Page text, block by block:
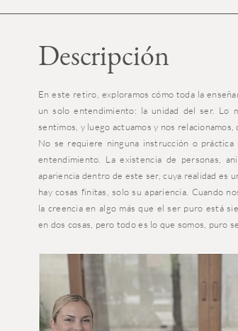
En este retiro, exploramos cómo toda la
un solo entendimiento: la unidad del ser. Lo
sentimos, y luego actuamos y nos
No se requiere ninguna instrucción o
entendimiento. La existencia de personas,
apariencia dentro de este ser, cuya realidad es
hay cosas finitas, solo su apariencia. Cuando
la creencia en algo más que el ser puro está
en dos cosas, pero todo es lo que somos, puro
Descripción